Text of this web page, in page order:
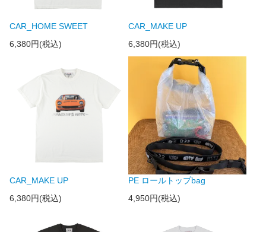
CAR_HOME SWEET
6,380円(税込)
CAR_MAKE UP
6,380円(税込)
CAR_MAKE UP
6,380円(税込)
PE ロールトップbag
4,950円(税込)